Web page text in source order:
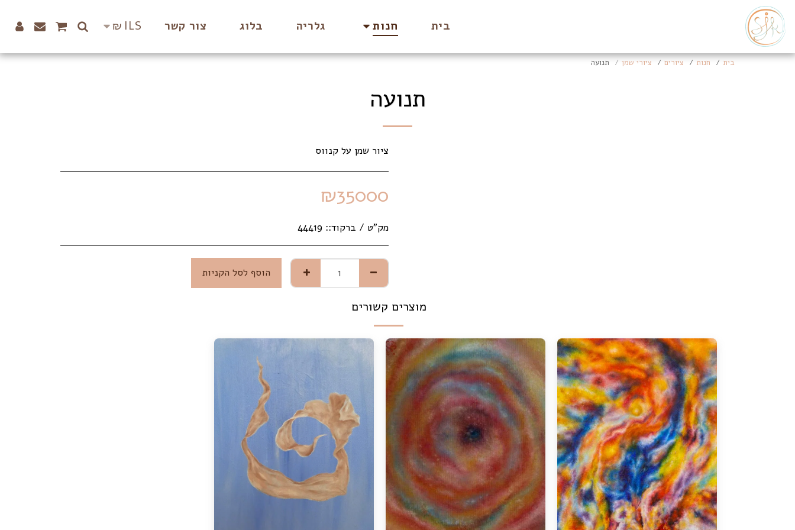
בית חנות גלריה בלוג צור קשר ILS
₪
בית חנות ציורים ציורי שמן תנועה
תנועה
ציור שמן על קנווס
₪35000
מק"ט / ברקוד:: 44419
הוסף לסל הקניות
מוצרים קשורים